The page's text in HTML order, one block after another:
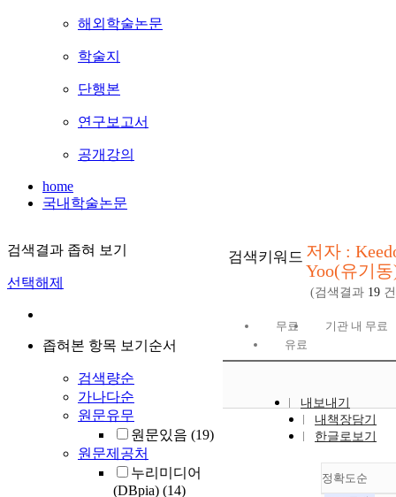
해외학술논문
학술지
단행본
연구보고서
공개강의
home
국내학술논문
검색결과 좁혀 보기
선택해제
좁혀본 항목 보기순서
검색량순
가나다순
원문유무
원문있음 (19)
원문제공처
누리미디어
(DBpia) (14)
검색키워드 저자 :
Yoo(유기
(검색결과 19
무료
기관 내 무료
유료
내보내기
내책장담기
한글로보기
정확도순